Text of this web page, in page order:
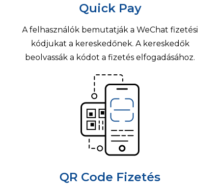
Quick Pay
A felhasználók bemutatják a WeChat fizetési
kódjukat a kereskedőnek. A kereskedők
beolvassák a kódot a fizetés elfogadásához.
QR Code Fizetés